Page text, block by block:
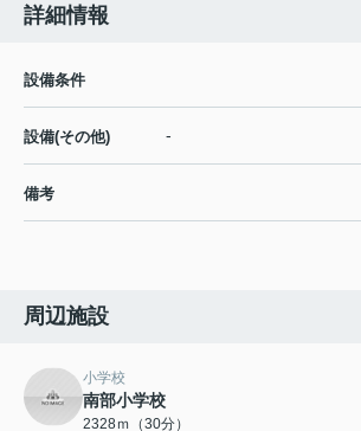
詳細情報
設備条件
設備(その他) -
備考
周辺施設
小学校
南部小学校
2328ｍ（30分）